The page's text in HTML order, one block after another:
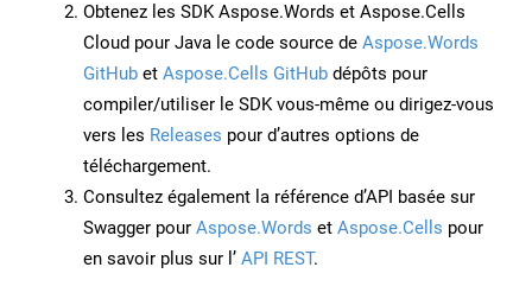
Obtenez les SDK Aspose.Words et Aspose.Cells
Cloud pour Java le code source de Aspose.Words
GitHub et Aspose.Cells GitHub dépôts pour
compiler/utiliser le SDK vous-même ou dirigez-vous
vers les Releases pour d’autres options de
téléchargement.
Consultez également la référence d’API basée sur
Swagger pour Aspose.Words et Aspose.Cells pour
en savoir plus sur l’ API REST.